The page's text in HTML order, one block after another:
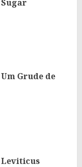
Grude de